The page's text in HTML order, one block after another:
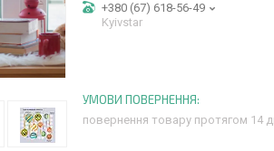
+380 (67) 618-56-49
Kyivstar
повернення товару протягом 14